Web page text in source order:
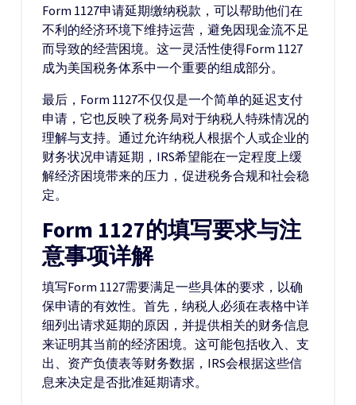
Form 1127申请延期缴纳税款，可以帮助他们在
不利的经济环境下维持运营，避免因现金流不足
而导致的经营困境。这一灵活性使得Form 1127
成为美国税务体系中一个重要的组成部分。
最后，Form 1127不仅仅是一个简单的延迟支付
申请，它也反映了税务局对于纳税人特殊情况的
理解与支持。通过允许纳税人根据个人或企业的
财务状况申请延期，IRS希望能在一定程度上缓
解经济困境带来的压力，促进税务合规和社会稳
定。
Form 1127的填写要求与注
意事项详解
填写Form 1127需要满足一些具体的要求，以确
保申请的有效性。首先，纳税人必须在表格中详
细列出请求延期的原因，并提供相关的财务信息
来证明其当前的经济困境。这可能包括收入、支
出、资产负债表等财务数据，IRS会根据这些信
息来决定是否批准延期请求。